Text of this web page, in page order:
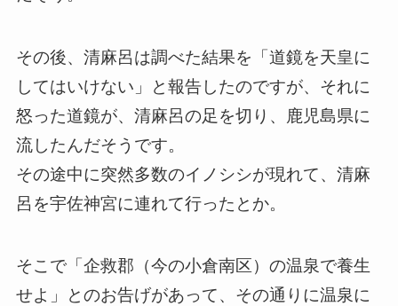
その後、清麻呂は調べた結果を「道鏡を天皇に
してはいけない」と報告したのですが、それに
怒った道鏡が、清麻呂の足を切り、鹿児島県に
流したんだそうです。
その途中に突然多数のイノシシが現れて、清麻
呂を宇佐神宮に連れて行ったとか。
そこで「企救郡（今の小倉南区）の温泉で養生
せよ」とのお告げがあって、その通りに温泉に